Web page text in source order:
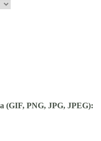
(GIF, PNG, JPG, JPEG):